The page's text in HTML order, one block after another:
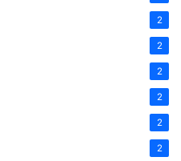
2
2
2
2
2
2